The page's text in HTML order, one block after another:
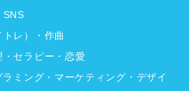
SNS
レ）・作曲
セラピー・恋愛
ミング・マーケティング・デザイ